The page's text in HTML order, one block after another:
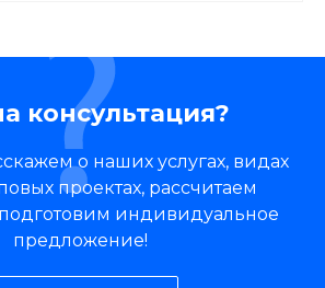
консультация?
о наших услугах, видах
проектах, рассчитаем
индивидуальное
предложение!